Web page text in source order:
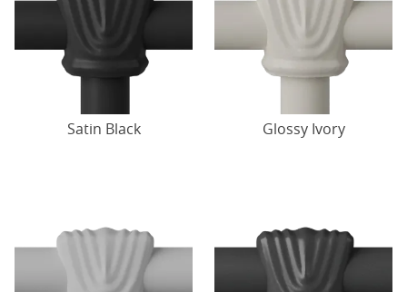
Satin Black Glossy Ivory